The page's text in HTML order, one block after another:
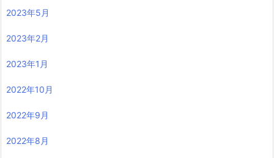
2023年5月
2023年2月
2023年1月
2022年10月
2022年9月
2022年8月